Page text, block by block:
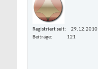
Registriert seit
29.12.2010
Beiträge
121